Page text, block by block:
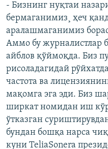
- Бизнинг нуқтаи
бермаганимиз¸ ҳеч
аралашмаганимиз
Аммо бу журналистлар
айблов қўймоқда. Биз
рисоладагидай
частота ва
мақомга эга эди. Биз
ширкат номидан иш
ўтказган
бундан бошқа нарса
куни TeliaSonera